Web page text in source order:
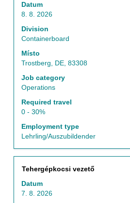
Datum
8. 8. 2026
Division
Containerboard
Místo
Trostberg, DE, 83308
Job category
Operations
Required travel
0 - 30%
Employment type
Lehrling/Auszubildender
veškerých
informací
o
profesi.
Titul
Tehergépkocsi vezető
Datum
7. 8. 2026
Vyberte
zobrazení
veškerých